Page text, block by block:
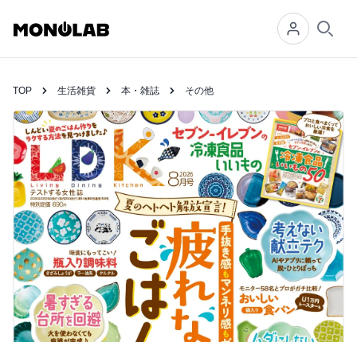
TOP 生活雑貨 本・雑誌 その他